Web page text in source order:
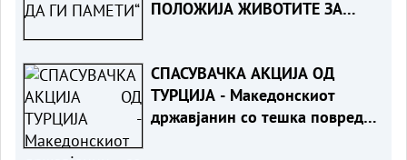
ПОЛОЖИЈА ЖИВОТИТЕ ЗА
од Карпалак
СПАСУВАЧКА АКЦИЈА ОД
ТУРЦИЈА - Македонскиот
државјанин со тешка повреда